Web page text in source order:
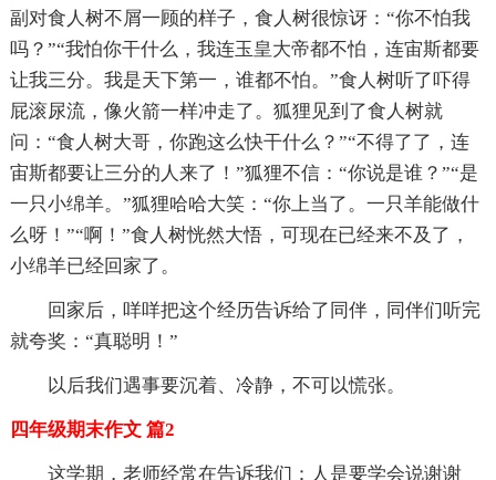
副对食人树不屑一顾的样子，食人树很惊讶：“你不怕我
吗？”“我怕你干什么，我连玉皇大帝都不怕，连宙斯都要
让我三分。我是天下第一，谁都不怕。”食人树听了吓得
屁滚尿流，像火箭一样冲走了。狐狸见到了食人树就
问：“食人树大哥，你跑这么快干什么？”“不得了了，连
宙斯都要让三分的人来了！”狐狸不信：“你说是谁？”“是
一只小绵羊。”狐狸哈哈大笑：“你上当了。一只羊能做什
么呀！”“啊！”食人树恍然大悟，可现在已经来不及了，
小绵羊已经回家了。
回家后，咩咩把这个经历告诉给了同伴，同伴们听完
就夸奖：“真聪明！”
以后我们遇事要沉着、冷静，不可以慌张。
四年级期末作文 篇2
这学期，老师经常在告诉我们：人是要学会说谢谢